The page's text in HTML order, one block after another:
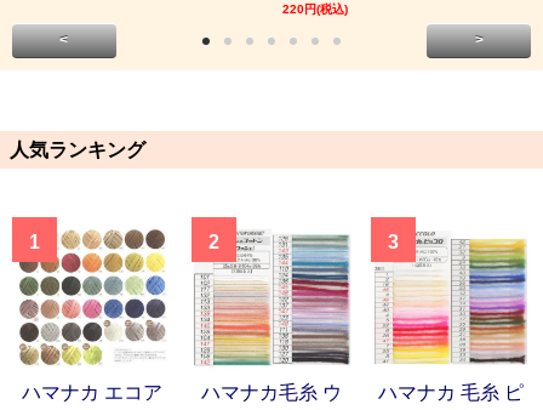
220円(税込)
< >
人気ランキング
1
ハマナカ エコア
2
ハマナカ毛糸 ウ
3
ハマナカ 毛糸 ピ